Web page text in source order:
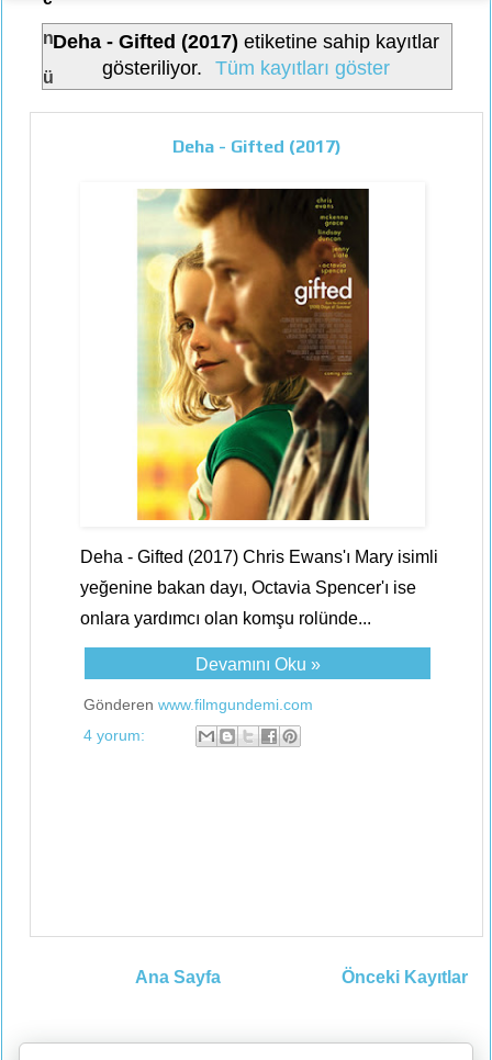
n
ü
Deha - Gifted (2017) etiketine sahip kayıtlar
gösteriliyor.
Tüm kayıtları göster
Deha - Gifted (2017)
Deha - Gifted (2017) Chris Ewans'ı Mary isimli
yeğenine bakan dayı, Octavia Spencer'ı ise
onlara yardımcı olan komşu rolünde...
Devamını Oku »
Gönderen www.filmgundemi.com
4 yorum:
Önceki Kayıtlar
Ana Sayfa